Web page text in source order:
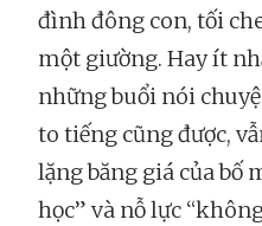
đình đông con, tối
một giường. Hay ít
những buổi nói
to tiếng cũng được,
lặng băng giá của bố
học” và nỗ lực